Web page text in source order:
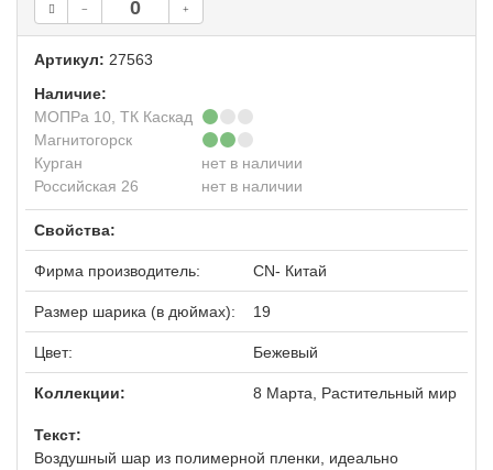
Артикул: 27563
Наличие:
МОПРа 10, ТК Каскад
Магнитогорск
Курган
нет в наличии
Российская 26
нет в наличии
Свойства:
Фирма производитель: CN- Китай
Размер шарика (в дюймах): 19
Цвет: Бежевый
Коллекции: 8 Марта, Растительный мир
Текст:
Воздушный шар из полимерной пленки, идеально